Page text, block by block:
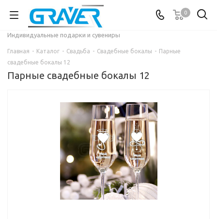
0
Индивидуальные подарки и сувениры
Главная - Каталог - Свадьба - Свадебные бокалы - Парные
свадебные бокалы 12
Парные свадебные бокалы 12